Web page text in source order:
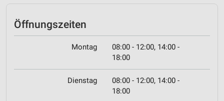
Öffnungszeiten
Montag
08:00 - 12:00, 14:00 -
18:00
Dienstag
08:00 - 12:00, 14:00 -
18:00